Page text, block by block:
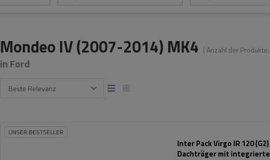
Mondeo IV (2007-2014) MK4 ( Anzahl der Produkte:
in Ford
Beste Relevanz
UNSER BESTSELLER
Inter Pack Virgo IR 120 (G2)
Dachträger mit